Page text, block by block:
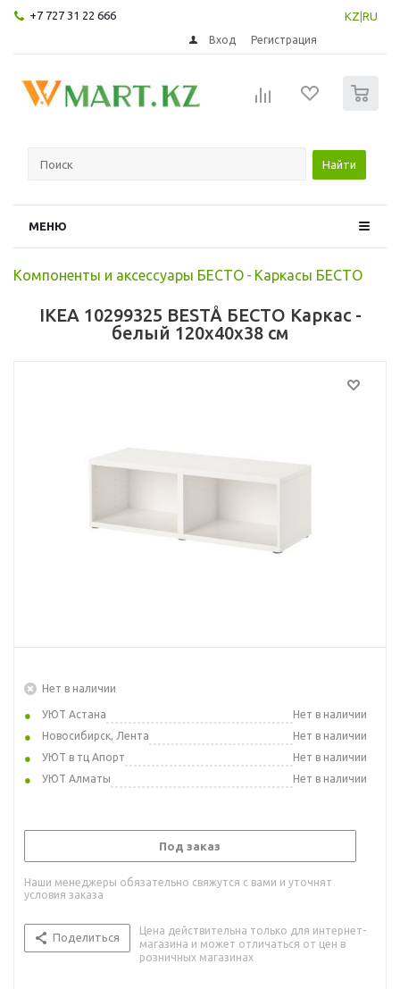
+7 727 31 22 666 KZ RU
Вход Регистрация
Найти
МЕНЮ
Компоненты и аксессуары БЕСТО - Каркасы БЕСТО
IKEA 10299325 BESTÅ БЕСТО Каркас -
белый 120x40x38 см
Нет в наличии
УЮТ Астана
Нет в наличии
Новосибирск, Лента
Нет в наличии
УЮТ в тц Апорт
Нет в наличии
УЮТ Алматы
Нет в наличии
Под заказ
Наши менеджеры обязательно свяжутся с вами и уточнят
условия заказа
Поделиться
Цена действительна только для интернет-
магазина и может отличаться от цен в
розничных магазинах